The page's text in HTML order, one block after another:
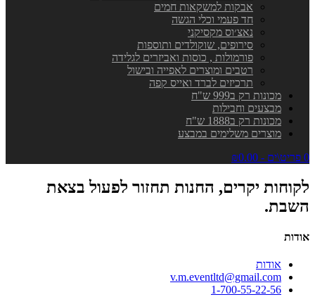
אבקות למשקאות חמים
חד פעמי וכלי הגשה
נאצ׳וס מקסיקני
סירופים, שוקולדים ותוספות
פורמולות , כוסות ואביזרים לגלידה
רטבים ומוצרים לאפייה ובישול
תרכיזים לברד ואייס קפה
מכונות רק ב999 ש"ח
מבצעים וחבילות
מכונות רק ב1888 ש"ח
מוצרים משלימים במבצע
0 פריט\ים - ₪0.00
לקוחות יקרים, החנות תחזור לפעול בצאת
השבת.
אודות
אודות
v.m.eventltd@gmail.com
1-700-55-22-56